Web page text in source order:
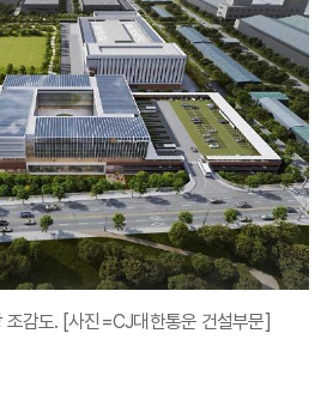
조감도. [사진=CJ대한통운 건설부문]